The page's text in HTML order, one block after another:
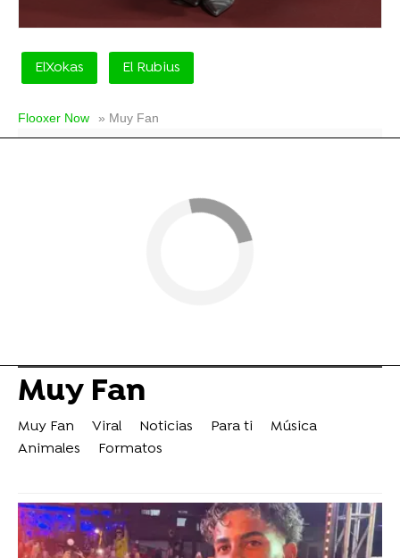
ElXokas El Rubius
Flooxer Now » Muy Fan
Muy Fan
Muy Fan Viral Noticias Para ti
Música
Animales
Formatos